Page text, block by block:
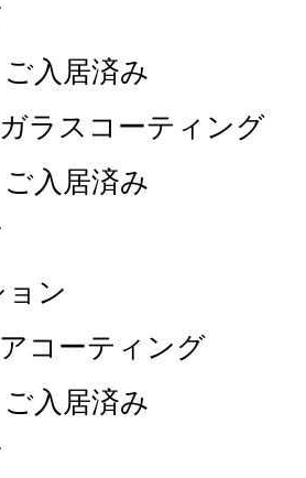
入居済み
ラスコーティング
入居済み
ン
コーティング
入居済み